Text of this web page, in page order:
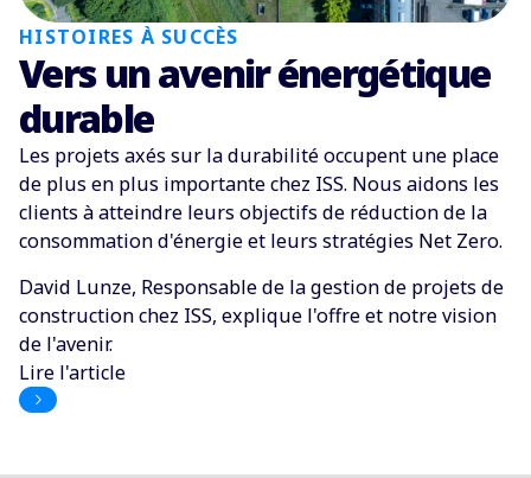
HISTOIRES À SUCCÈS
Vers un avenir énergétique
durable
Les projets axés sur la durabilité occupent une place
de plus en plus importante chez ISS. Nous aidons les
clients à atteindre leurs objectifs de réduction de la
consommation d'énergie et leurs stratégies Net Zero.
David Lunze, Responsable de la gestion de projets de
construction chez ISS, explique l'offre et notre vision
de l'avenir.
Lire l'article